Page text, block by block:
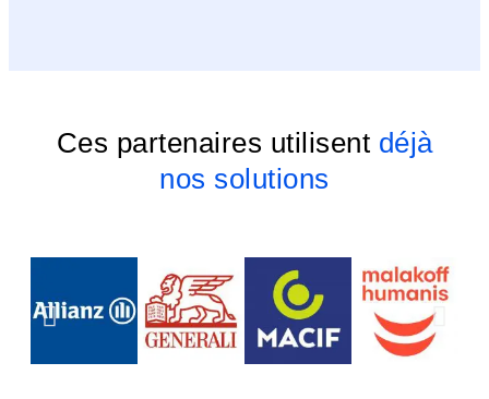
Ces partenaires utilisent déjà
nos solutions